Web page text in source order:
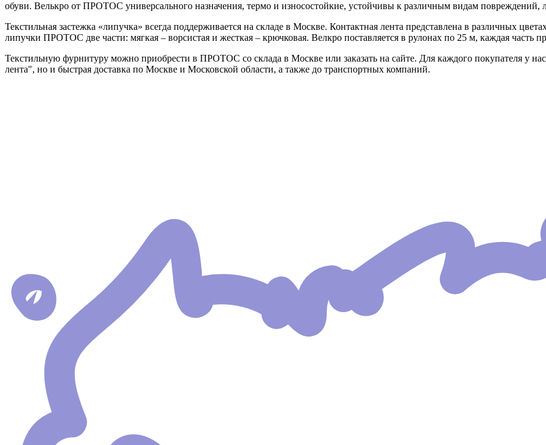
обуви. Велькро от ПРОТОС универсального назначения, термо и износостойкие, устойчивы к различным видам повреждений,
Текстильная застежка «липучка» всегда поддерживается на складе в Москве. Контактная лента представлена в различных
липучки ПРОТОС две части: мягкая – ворсистая и жесткая – крючковая. Велкро поставляется в рулонах по 25 м, каждая часть
Текстильную фурнитуру можно приобрести в ПРОТОС со склада в Москве или заказать на сайте. Для каждого покупателя у
лента", но и быстрая доставка по Москве и Московской области, а также до транспортных компаний.